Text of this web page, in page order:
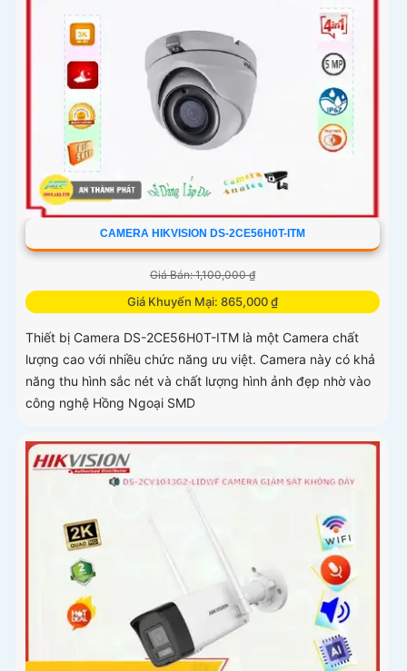
CAMERA HIKVISION DS-2CE56H0T-ITM
Giá Bán: 1,100,000 ₫
Giá Khuyến Mại: 865,000 ₫
Thiết bị Camera DS-2CE56H0T-ITM là một Camera chất
lượng cao với nhiều chức năng ưu việt. Camera này có khả
năng thu hình sắc nét và chất lượng hình ảnh đẹp nhờ vào
công nghệ Hồng Ngoại SMD